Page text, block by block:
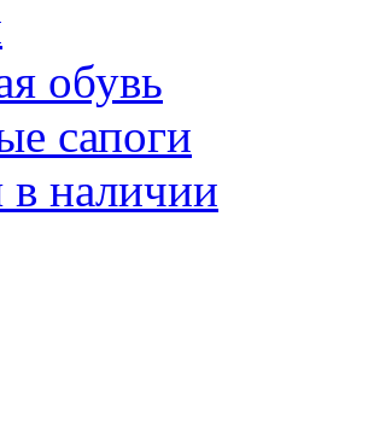
обувь
сапоги
в наличии